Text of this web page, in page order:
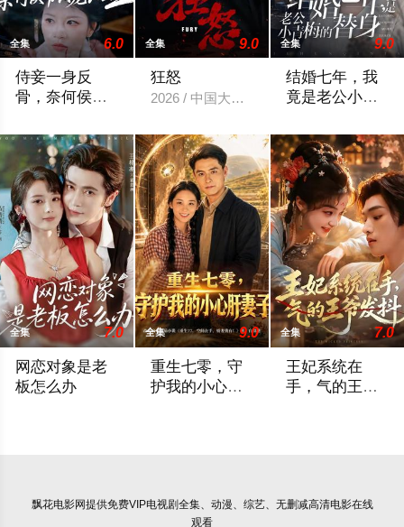
全集 6.0
侍妾一身反
骨，奈何侯爷
全集 9.0
狂怒
2026 / 中国大陆 / 曹国涛＆肖惠月
全集 9.0
结婚七年，我
竟是老公小青
全集 7.0
网恋对象是老
板怎么办
全集 9.0
重生七零，守
护我的小心肝
全集 7.0
王妃系统在
手，气的王爷
飘花电影网提供免费VIP电视剧全集、动漫、综艺、无删减高清电影在线
观看